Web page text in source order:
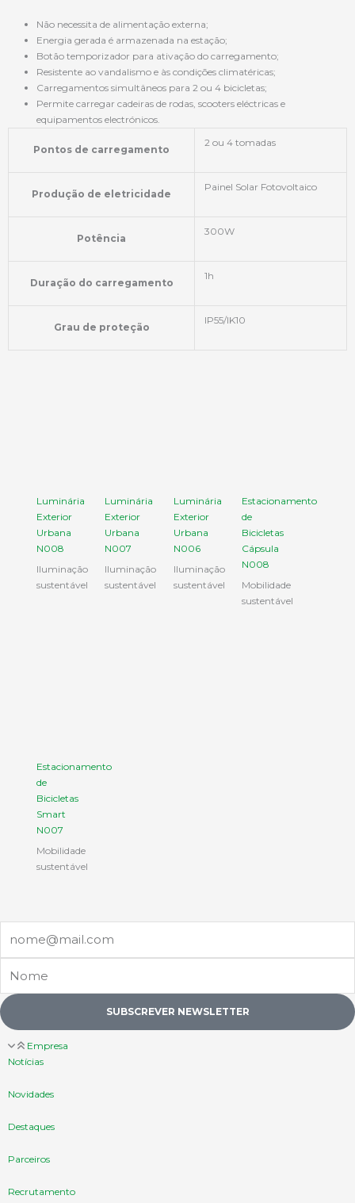
Não necessita de alimentação externa;
Energia gerada é armazenada na estação;
Botão temporizador para ativação do carregamento;
Resistente ao vandalismo e às condições climatéricas;
Carregamentos simultâneos para 2 ou 4 bicicletas;
Permite carregar cadeiras de rodas, scooters eléctricas e
equipamentos electrónicos.
Pontos de carregamento
2 ou 4 tomadas
Produção de eletricidade
Painel Solar Fotovoltaico
Potência
300W
Duração do carregamento
1h
Grau de proteção
IP55/IK10
Luminária
Exterior
Urbana
N008
Iluminação
sustentável
Luminária
Exterior
Urbana
N007
Iluminação
sustentável
Luminária
Exterior
Urbana
N006
Iluminação
sustentável
Estacionamento
de
Bicicletas
Cápsula
N008
Mobilidade
sustentável
Estacionamento
de
Bicicletas
Smart
N007
Mobilidade
sustentável
SUBSCREVER NEWSLETTER
Empresa
Notícias
Novidades
Destaques
Parceiros
Recrutamento